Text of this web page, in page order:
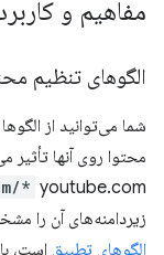
مفاهیم و
الگوهای تنظیم
شما می‌توانید از
محتوا روی آنها تأثیر
*
زیردامنه‌های آن را
الگوهای تطبیق است،